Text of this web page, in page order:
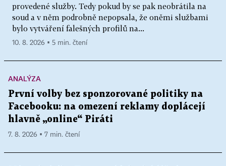
provedené služby. Tedy pokud by se pak neobrátila na
soud a v něm podrobně nepopsala, že oněmi službami
bylo vytváření falešných profilů na...
10. 8. 2026 ▪ 5 min. čtení
ANALÝZA
První volby bez sponzorované politiky na
Facebooku: na omezení reklamy doplácejí
hlavně „online“ Piráti
7. 8. 2026 ▪ 7 min. čtení